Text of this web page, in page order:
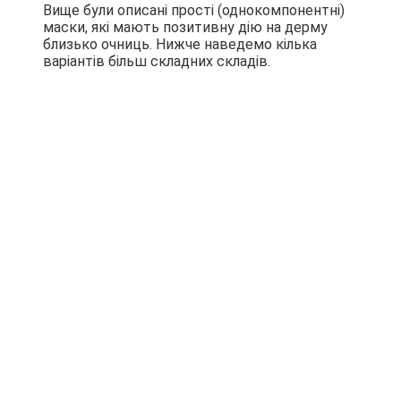
Вище були описані прості (однокомпонентні)
маски, які мають позитивну дію на дерму
близько очниць. Нижче наведемо кілька
варіантів більш складних складів.